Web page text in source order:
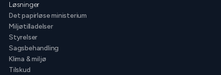
Løsninger
Det papirløse ministerium
Miljøtilladelser
Styrelser
Sagsbehandling
Klima & miljø
Tilskud